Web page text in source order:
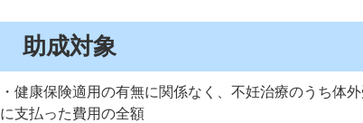
助成対象
・健康保険適用の有無に関係なく、不妊治療のうち体
に支払った費用の全額